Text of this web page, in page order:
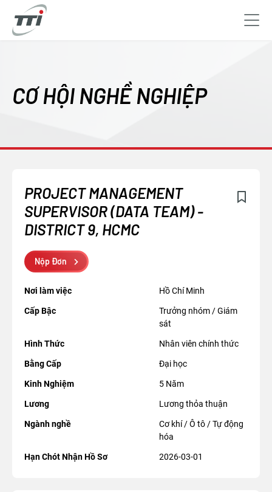
content
CƠ HỘI NGHỀ NGHIỆP
PROJECT MANAGEMENT
SUPERVISOR (DATA TEAM) -
DISTRICT 9, HCMC
Nộp Đơn
Nơi làm việc Hồ Chí Minh
Cấp Bậc
Trưởng nhóm / Giám
sát
Hình Thức Nhân viên chính thức
Bằng Cấp Đại học
Kinh Nghiệm 5 Năm
Lương Lương thỏa thuận
Ngành nghề
Cơ khí / Ô tô / Tự động
hóa
Hạn Chót Nhận Hồ Sơ 2026-03-01